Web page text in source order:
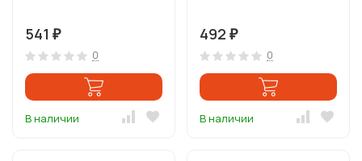
541 ₽
0
В наличии
492 ₽
0
В наличии